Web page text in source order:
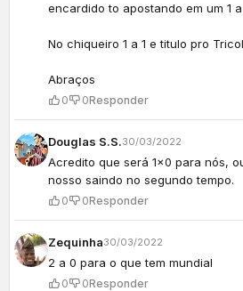
encardido to apostando em um 1
No chiqueiro 1 a 1 e titulo pro
Abraços
0 0Responder
Douglas S.S.30/03/2022
Acredito que será 1x0 para nós,
nosso saindo no segundo tempo.
0 0Responder
Zequinha30/03/2022
2 a 0 para o que tem mundial
0 0Responder